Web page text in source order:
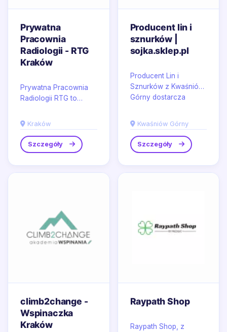
Prywatna
Pracownia
Radiologii - RTG
Kraków
Prywatna Pracownia
Radiologii RTG to
diagnostyka obrazowa
w Krakowie opiera się
na...
Kraków
Szczegóły
Producent lin i
sznurków |
sojka.sklep.pl
Producent Lin i
Sznurków z Kwaśniów
Górny dostarcza
domowych i
ogrodowych, w tym...
Kwaśniów Górny
Szczegóły
climb2change -
Wspinaczka
Kraków
Raypath Shop
Raypath Shop, z